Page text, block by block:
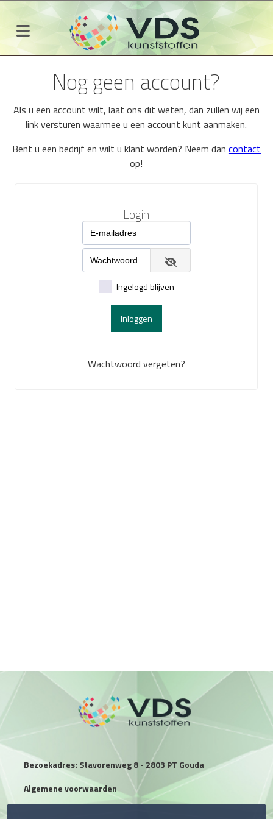
Nog geen account?
Als u een account wilt, laat ons dit weten, dan zullen wij een
link versturen waarmee u een account kunt aanmaken.
Bent u een bedrijf en wilt u klant worden? Neem dan contact
op!
Login
Ingelogd blijven
Inloggen
Wachtwoord vergeten?
Bezoekadres: Stavorenweg 8 - 2803 PT Gouda
Algemene voorwaarden